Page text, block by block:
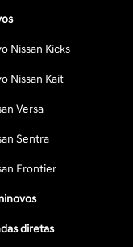
Nissan Kicks
Nissan Kait
Versa
Sentra
Frontier
diretas